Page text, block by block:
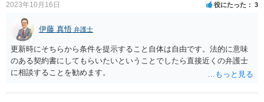
ず）」として、その上で、「今後連絡を取らない」ということが契約
の解除事由にはならないという主張を組み立てる事になろうかと思い
ます。 ただ、いずれにしても、「不動産を買い取る」というのは、い
くらの金額でいつどのように代金が支払われるのかなど具体的な内容
が定まっているかどうかが気になるところです。売買契約の主張・立
証はかなり難しいのではないかと思料いたします。
2023年10月16日 役にたった 3
伊藤 真悟 弁護士
更新時にそちらから条件を提示すること自体は自由です。法的に意味
のある契約書にしてもらいたいということでしたら直接近くの弁護士
に相談することを勧めます。